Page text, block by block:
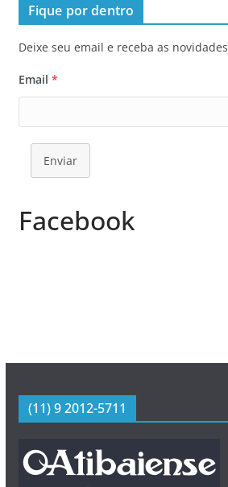
Fique por dentro
Deixe seu email e receba as novidades
Email *
Enviar
Facebook
(11) 9 2012-5711